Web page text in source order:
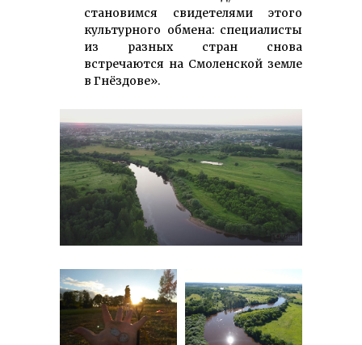
становимся свидетелями этого
культурного обмена: специалисты
из разных стран снова
встречаются на Смоленской земле
в Гнёздове».